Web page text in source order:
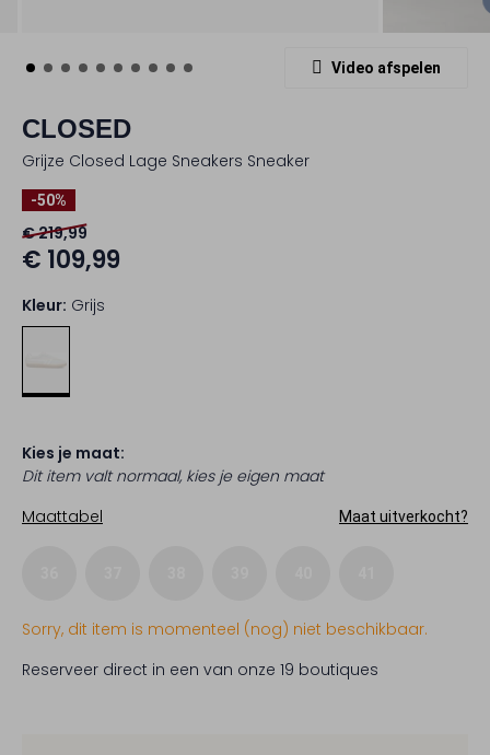
Video afspelen
CLOSED
Grijze Closed Lage Sneakers Sneaker
-50%
€ 219,99
€ 109,99
Kleur: Grijs
Kies je maat:
Dit item valt normaal, kies je eigen maat
Maattabel
Maat uitverkocht?
Sorry, dit item is momenteel (nog) niet beschikbaar.
Reserveer direct in een van onze 19 boutiques